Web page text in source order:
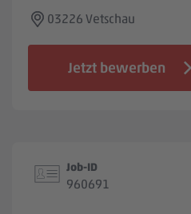
03226 Vetschau
Jetzt bewerben
Job-ID
960691